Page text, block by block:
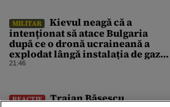
MILITAR
Kievul neagă că a
intenționat să atace Bulgaria
după ce o dronă ucraineană a
explodat lângă instalația de gaz
de la granița României
21:46
REACȚIE
Traian Băsescu